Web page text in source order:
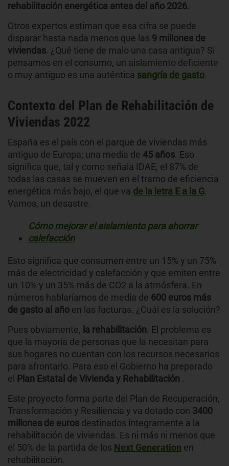
rehabilitación energética antes del año 2026.
Otros expertos estiman que esa cifra se puede
disparar hasta nada menos que las 9 millones de
viviendas. ¿Qué tiene de malo una casa antigua? Si
pensamos en el consumo, un aislamiento deficiente
o muy antiguo es una auténtica sangría de gasto.
Contexto del Plan de Rehabilitación de
Viviendas 2022
España es el país con el parque de viviendas más
antiguo de Europa; una media de 45 años. Eso
significa que, tal y como señala IDAE, el 87% de
todas las casas se mueven en el tramo de eficiencia
energética más bajo, el que va de la letra E a la G.
Vamos, un desastre.
Cómo mejorar el aislamiento para ahorrar
calefacción
Esto significa que consumen entre un 15% y un 75%
más de electricidad y calefacción y que emiten entre
un 10% y un 35% más de CO2 a la atmósfera. En
números hablaríamos de media de 600 euros más
de gasto al año en las facturas. ¿Cuál es la solución?
Pues obviamente, la rehabilitación. El problema es
que la mayoría de personas que la necesitan para
sus hogares no cuentan con los recursos necesarios
para afrontarlo. Para eso el Gobierno ha preparado
el
Plan Estatal de Vivienda y Rehabilitación .
Este proyecto forma parte del Plan de Recuperación,
Transformación y Resiliencia y va dotado con 3400
millones de euros destinados íntegramente a la
rehabilitación de viviendas. Es ni más ni menos que
el 50% de la partida de los Next Generation en
rehabilitación.